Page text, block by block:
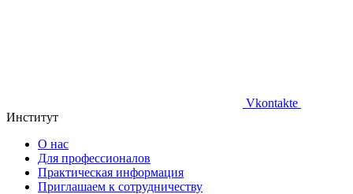
Vkontakte
Институт
О нас
Для профессионалов
Практическая информация
Приглашаем к сотрудничеству